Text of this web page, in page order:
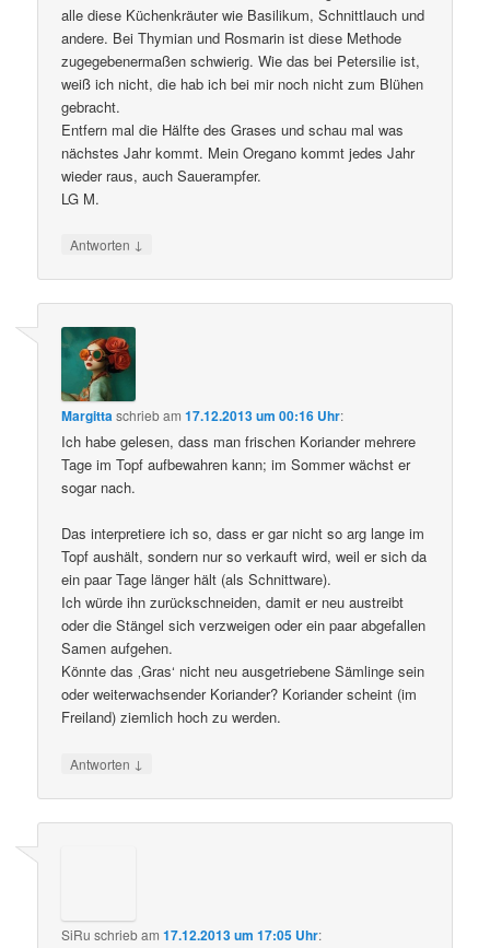
alle diese Küchenkräuter wie Basilikum, Schnittlauch und
andere. Bei Thymian und Rosmarin ist diese Methode
zugegebenermaßen schwierig. Wie das bei Petersilie ist,
weiß ich nicht, die hab ich bei mir noch nicht zum Blühen
gebracht.
Entfern mal die Hälfte des Grases und schau mal was
nächstes Jahr kommt. Mein Oregano kommt jedes Jahr
wieder raus, auch Sauerampfer.
LG M.
Antworten ↓
Margittaschriebam17.12.2013 um 00:16 Uhr:
Ich habe gelesen, dass man frischen Koriander mehrere
Tage im Topf aufbewahren kann; im Sommer wächst er
sogar nach.
Das interpretiere ich so, dass er gar nicht so arg lange im
Topf aushält, sondern nur so verkauft wird, weil er sich da
ein paar Tage länger hält (als Schnittware).
Ich würde ihn zurückschneiden, damit er neu austreibt
oder die Stängel sich verzweigen oder ein paar abgefallen
Samen aufgehen.
Könnte das ‚Gras‘ nicht neu ausgetriebene Sämlinge sein
oder weiterwachsender Koriander? Koriander scheint (im
Freiland) ziemlich hoch zu werden.
Antworten ↓
SiRu schriebam17.12.2013 um 17:05 Uhr: